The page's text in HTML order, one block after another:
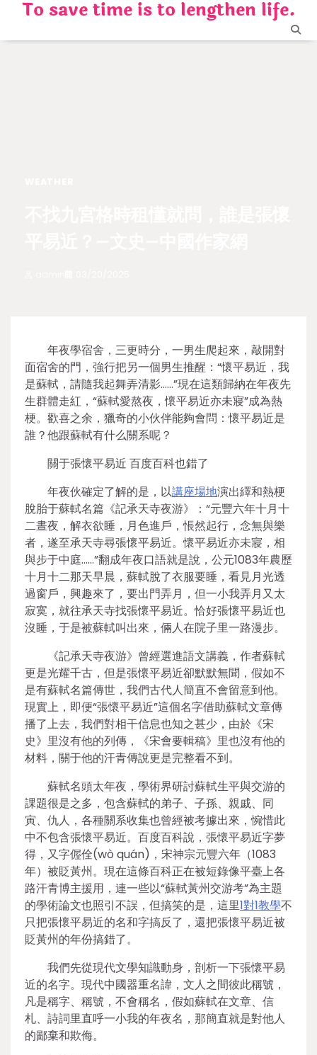
content
To save time is to lengthen life.
年夜學宿舍，三更時分，一男生爬起來，敲開對
面宿舍的門，強行把另一個男生推醒：“懷平易近，我
是蘇軾，請隨我起舞弄清影……”現在這類歸納在年夜先
生群體走紅，“蘇軾愛熬夜，懷平易近亦未寢”成為熱
梗。歡喜之余，獵奇的小伙伴能夠會問：懷平易近是
誰？他跟蘇軾有什么關系呢？
關于張懷平易近 百度百科也錯了
年夜伙確定了解的是，以講座場地演出繹和熱梗
脫胎于蘇軾名篇《記承天寺夜游》：“元豐六年十月十
二晝夜，解衣欲睡，月色進戶，悵然起行，念無與樂
者，遂至承天寺尋張懷平易近。懷平易近亦未寢，相
與步于中庭……”翻成年夜口語就是說，公元1083年農歷
十月十二那天早晨，蘇軾脫了衣服要睡，看見月光透
過窗戶，興趣來了，要出門弄月，但一小我弄月又太
寂寞，就往承天寺找張懷平易近。恰好張懷平易近也
沒睡，于是被蘇軾叫出來，倆人在院子里一路漫步。
《記承天寺夜游》曾經選進語文講義，作者蘇軾
更是光耀千古，但是張懷平易近卻默默無聞，假如不
是有蘇軾名篇傳世，我們古代人簡直不會留意到他。
現實上，即便“張懷平易近”這個名字借助蘇軾文章傳
播了上去，我們對相干信息也知之甚少，由於《宋
史》里沒有他的列傳，《宋會要輯稿》里也沒有他的
材料，關于他的汗青傳說更是完整看不到。
蘇軾名頭太年夜，學術界研討蘇軾生平與交游的
課題很是之多，包含蘇軾的弟子、子孫、親戚、同
寅、仇人，各種關系收集也曾經被考據出來，惋惜此
中不包含張懷平易近。百度百科說，張懷平易近字夢
得，又字偓佺(wò quán)，宋神宗元豐六年（1083
年）被貶黃州。現在這條百科正在被短錄像平臺上各
路汗青博主援用，連一些以“蘇軾黃州交游考”為主題
的學術論文也照引不誤，但搞笑的是，這里1對1教學不
只把張懷平易近的名和字搞反了，還把張懷平易近被
貶黃州的年份搞錯了。
我們先從現代文學知識動身，剖析一下張懷平易
近的名字。現代中國器重名諱，文人之間彼此稱號，
凡是稱字、稱號，不會稱名，假如蘇軾在文章、信
札、詩詞里直呼一小我的年夜名，那簡直就是對他人
的鄙棄和欺侮。